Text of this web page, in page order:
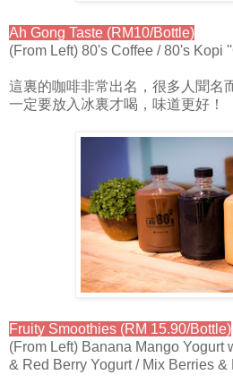
Ah Gong Taste (RM10/Bottle)
(From Left) 80's Coffee / 80's Kopi
這裏的咖啡非常出名，很多人聞名
一定要放入冰裏才喝，味道更好！
Fruity Smoothies (RM 15.90/Bottle)
(From Left) Banana Mango Yogurt
& Red Berry Yogurt / Mix Berries &